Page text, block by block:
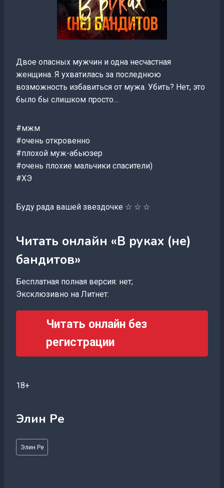
Двое опасных мужчин и одна несчастная
женщина. Я ухватилась за последнюю
возможность избавиться от мужа. Убить? Нет, это
было бы слишком просто…
#мжм
#очень откровенно
#плохой муж-абьюзер
#очень плохие мальчики спасители)
#ХЭ
Буду рада вашей звездочке ☆ ☆ ☆
Читать онлайн «В руках (не)
бандитов»
Бесплатная полная версия: нет;
Эксклюзивно на Литнет:
Читать онлайн без
регистрации
18+
Элин Ре
Метки
записи:
Элин Ре